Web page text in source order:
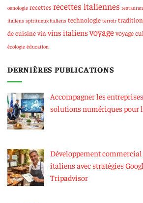
oenologie recettesrecettes italiennes
italiens spiritueux italiens technologie terroir
de cuisinevin vins italiensvoyagevoyage
écologie éducation
DERNIÈRES PUBLICATIONS
Accompagner les
solutions numériques pour
Développement
italiens avec stratégies
Tripadvisor